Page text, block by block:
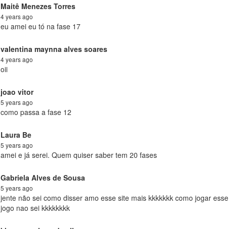
Maitê Menezes Torres
4 years ago
eu amei eu tó na fase 17
valentina maynna alves soares
4 years ago
oii
joao vitor
5 years ago
como passa a fase 12
Laura Be
5 years ago
amei e já serei. Quem quiser saber tem 20 fases
Gabriela Alves de Sousa
5 years ago
jente não sei como disser amo esse site mais kkkkkkk como jogar esse
jogo nao sei kkkkkkkk